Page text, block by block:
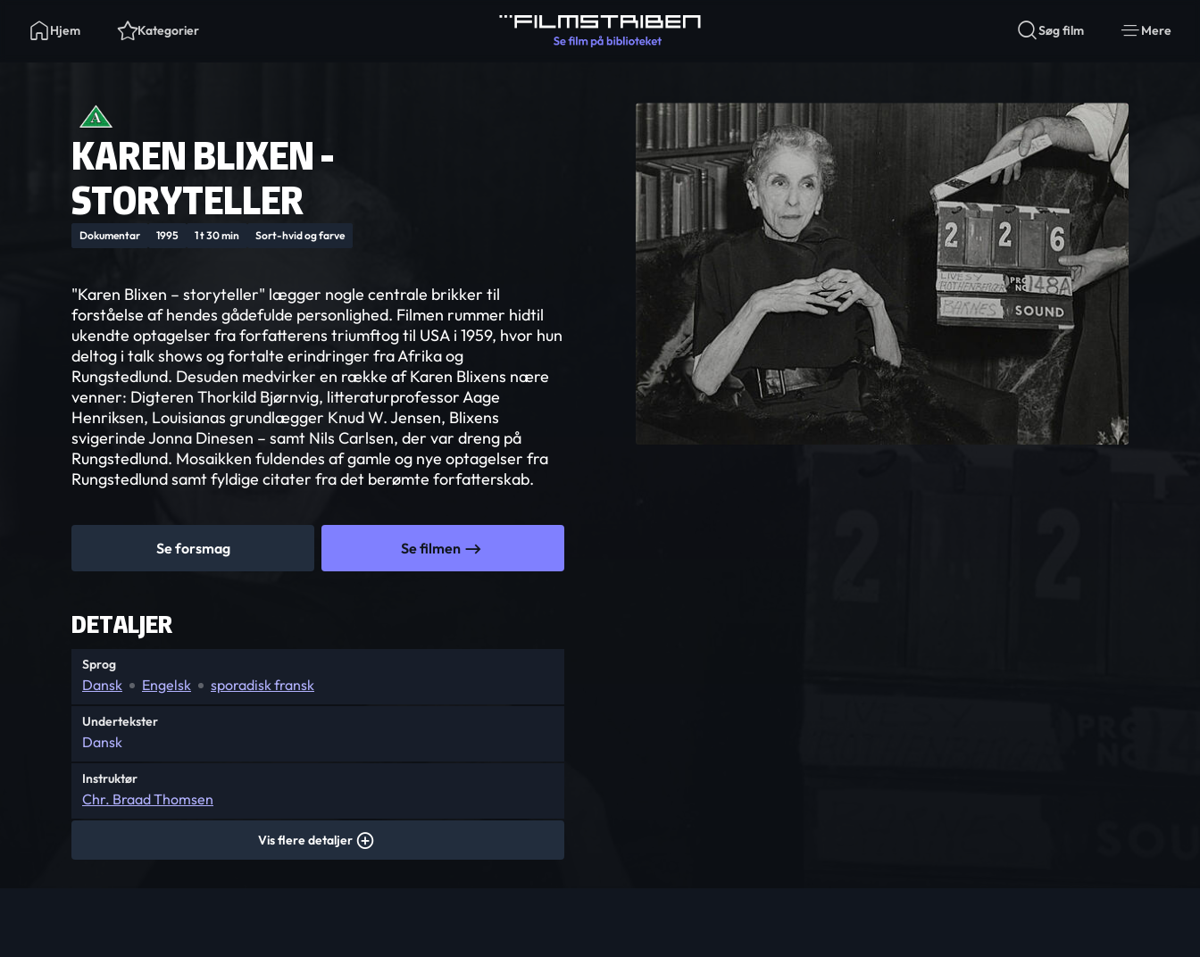
Hjem Kategorier Søg film Mere
KAREN BLIXEN -
STORYTELLER
Dokumentar 1995 1 t 30 min Sort-hvid og farve
"Karen Blixen – storyteller" lægger nogle centrale brikker til
forståelse af hendes gådefulde personlighed. Filmen rummer hidtil
ukendte optagelser fra forfatterens triumftog til USA i 1959, hvor hun
deltog i talk shows og fortalte erindringer fra Afrika og
Rungstedlund. Desuden medvirker en række af Karen Blixens nære
venner: Digteren Thorkild Bjørnvig, litteraturprofessor Aage
Henriksen, Louisianas grundlægger Knud W. Jensen, Blixens
svigerinde Jonna Dinesen – samt Nils Carlsen, der var dreng på
Rungstedlund. Mosaikken fuldendes af gamle og nye optagelser fra
Rungstedlund samt fyldige citater fra det berømte forfatterskab.
Se forsmag Se filmen
DETALJER
Sprog
Dansk Engelsk sporadisk fransk
Undertekster
Dansk
Instruktør
Chr. Braad Thomsen
Vis flere detaljer